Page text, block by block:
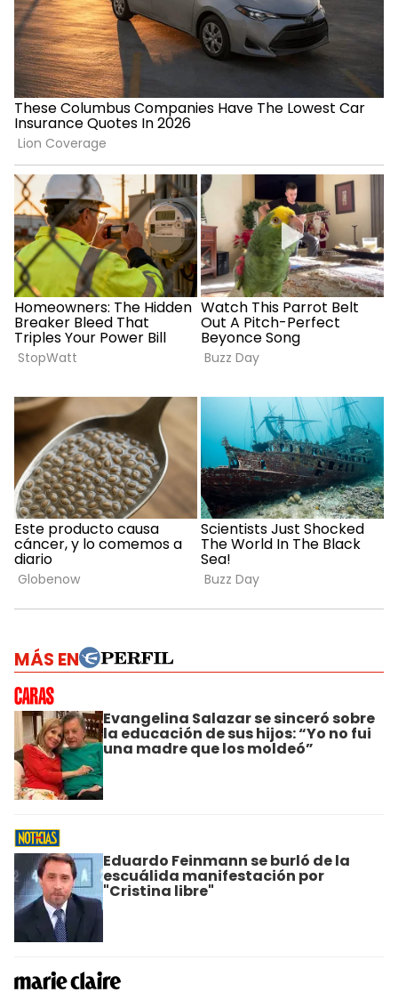
MÁS EN
Evangelina Salazar se sinceró sobre
la educación de sus hijos: “Yo no fui
una madre que los moldeó”
Eduardo Feinmann se burló de la
escuálida manifestación por
"Cristina libre"